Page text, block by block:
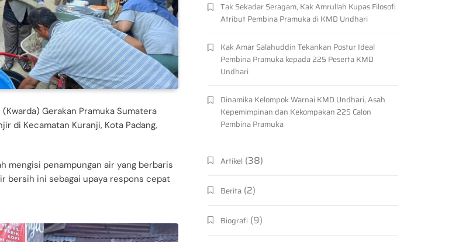
Gerakan Pramuka Sumatera
di Kecamatan Kuranji, Kota Padang,
mengisi penampungan air yang berbaris
bersih ini sebagai upaya respons cepat
Tak Sekadar Seragam, Kak Amrullah Kupas Filosofi
Atribut Pembina Pramuka di KMD Undhari
Kak Amar Salahuddin Tekankan Postur Ideal
Pembina Pramuka kepada 225 Peserta KMD
Undhari
Dinamika Kelompok Warnai KMD Undhari, Asah
Kepemimpinan dan Kekompakan 225 Calon
Pembina Pramuka
Artikel (38)
Berita (2)
Biografi (9)